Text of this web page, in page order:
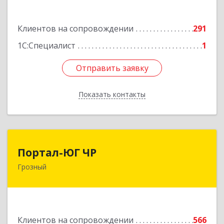
Клиентов на сопровождении
291
1С:Специалист
1
Отправить заявку
Показать контакты
Подробнее
Отправить заявку
Назад
Портал-ЮГ ЧР
Грозный
Клиентов на сопровождении
566
364906, Чеченская Респ, Грозный г, Путина пр-